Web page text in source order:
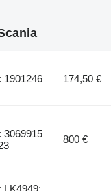
1901246 174,50 €
3069915
800 €
LK4949;